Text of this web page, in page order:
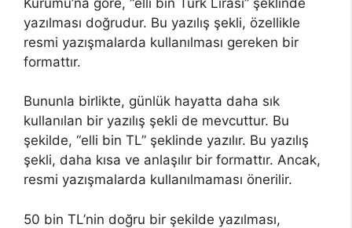
yazılması doğrudur. Bu yazılış şekli, özellikle
resmi yazışmalarda kullanılması gereken bir
formattır.
Bununla birlikte, günlük hayatta daha sık
kullanılan bir yazılış şekli de mevcuttur. Bu
şekilde, “elli bin TL” şeklinde yazılır. Bu yazılış
şekli, daha kısa ve anlaşılır bir formattır. Ancak,
resmi yazışmalarda kullanılmaması önerilir.
50 bin TL’nin doğru bir şekilde yazılması,